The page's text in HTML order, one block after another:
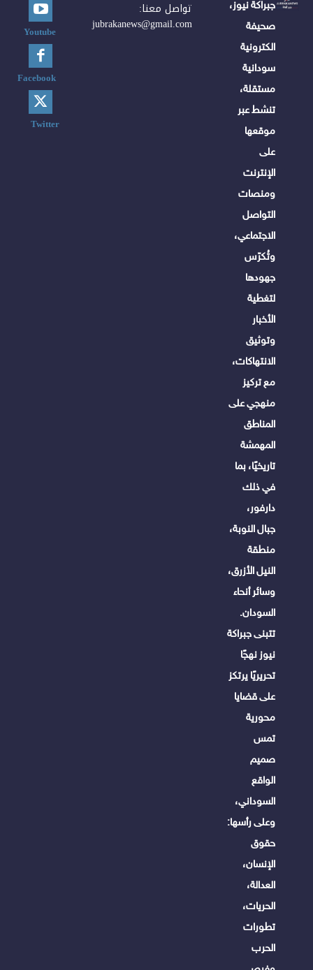
جبراكة نيوز،
صحيفة
الكترونية
سودانية
مستقلة،
تنشط عبر
موقعها
على
الإنترنت
ومنصات
التواصل
الاجتماعي،
وتُكرّس
جهودها
لتغطية
الأخبار
وتوثيق
الانتهاكات،
مع تركيز
منهجي على
المناطق
المهمشة
تاريخيًا، بما
في ذلك
دارفور،
جبال النوبة،
منطقة
النيل الأزرق،
وسائر أنحاء
السودان.
تتبنى جبراكة
نيوز نهجًا
تحريريًا يرتكز
على قضايا
محورية
تمس
صميم
الواقع
السوداني،
وعلى رأسها:
حقوق
الإنسان،
العدالة،
الحريات،
تطورات
الحرب
تواصل معنا:
jubrakanews@gmail.com
Youtube
Facebook
Twitter